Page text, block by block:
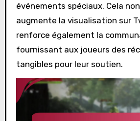
événements spéciaux. Cela
augmente la visualisation sur
renforce également la
fournissant aux joueurs des
tangibles pour leur soutien.